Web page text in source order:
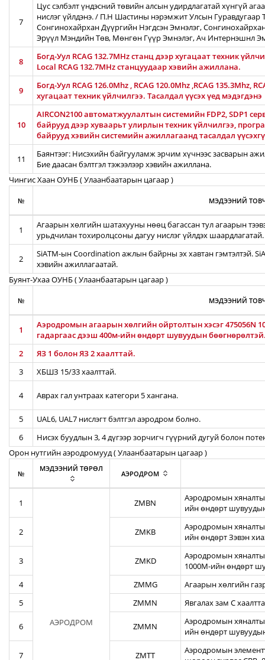
7
Цус сэлбэлт үндэсний төвийн алсын удирдлагатай хүнгүй
нислэг үйлдэнэ. / П.Н Шастины нэрэмжит Улсын Гуравдугаар
Сонгинохайрхан Дүүргийн Нэгдсэн Эмнэлэг,
Эрүүл Мэндийн Төв, Мөнгөн Гүүр Эмнэлэг, Ач Интернэшнл
8
Богд-Уул RCAG 132.7MHz станц дээр хугацаат техник
Local RCAG 132.7MHz станцуудаар хэвийн ажиллана.
9
Богд-Уул RCAG 126.0Mhz , RCAG 120.0Mhz ,RCAG 135.3Mhz,
хугацаат техник үйлчилгээ. Тасалдал үүсэх үед мэдэгдэнэ
10
AIRCON2100 автоматжуулалтын системийн FDP2, SDP1
байрууд дээр хуваарьт улирлын техник үйлчилгээ,
байрууд хэвийн системийн ажиллагаанд тасалдал
11
Баянтээг: Нисэхийн байгууламж эрчим хүчнээс засварын
Бие даасан бэлтгэл тэжээлээр хэвийн ажиллана.
Чингис Хаан ОУНБ ( Улаанбаатарын цагаар )
№ МЭДЭЭНИЙ
1
Агаарын хөлгийн шатахууны нөөц багассан тул агаарын
урьдчилан тохиролцсоны дагуу нислэг үйлдэх шаардлагатай.
2
SiATM-ын Coordination ажлын байрны эх хавтан гэмтэлтэй.
хэвийн ажиллагаатай.
Буянт-Ухаа ОУНБ ( Улаанбаатарын цагаар )
№ МЭДЭЭНИЙ
1
Аэродромын агаарын хөлгийн ойртолтын хэсэг 475056N
гадаргаас дээш 400м-ийн өндөрт шувуудын
2
ЯЗ 1 болон ЯЗ 2 хаалттай.
3
ХБШЗ 15/33 хаалттай.
4 Аврах гал унтраах категори 5 хангана.
5
UAL6, UAL7 нислэгт бэлтгэл аэродром болно.
6
Нисэх буудлын 3, 4 дүгээр зорчигч гүүрний дугуй болон
Орон нутгийн аэродромууд ( Улаанбаатарын цагаар )
№
МЭДЭЭНИЙ ТӨРӨЛ
АЭРОДРОМ
1
АЭРОДРОМ
ZMBN
Аэродромын
ийн өндөрт
2 ZMKB
Аэродромын
ийн өндөрт Зэвэн
3 ZMKD
Аэродромын
1000М-ийн өндөрт
4
ZMMG
Агаарын хөлгийн
5
ZMMN Явгалах зам С
6 ZMMN
Аэродромын
ийн өндөрт
7 ZMTT
Аэродромын